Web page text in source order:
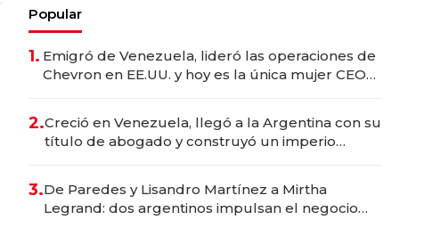
Popular
1. Emigró de Venezuela, lideró las operaciones de
Chevron en EE.UU. y hoy es la única mujer CEO
2.Creció en Venezuela, llegó a la Argentina con su
título de abogado y construyó un imperio
3.De Paredes y Lisandro Martínez a Mirtha
Legrand: dos argentinos impulsan el negocio